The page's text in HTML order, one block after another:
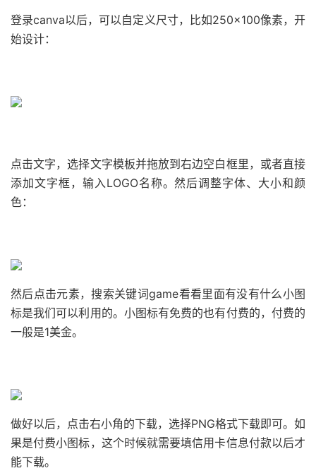
登录canva以后，可以自定义尺寸，比如250×100像素，开
始设计：
点击文字，选择文字模板并拖放到右边空白框里，或者直接
添加文字框，输入LOGO名称。然后调整字体、大小和颜
色：
然后点击元素，搜索关键词game看看里面有没有什么小图
标是我们可以利用的。小图标有免费的也有付费的，付费的
一般是1美金。
做好以后，点击右小角的下载，选择PNG格式下载即可。如
果是付费小图标，这个时候就需要填信用卡信息付款以后才
能下载。